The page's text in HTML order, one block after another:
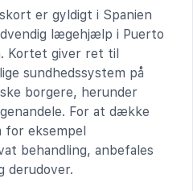
er gyldigt i Spanien
lægehjælp i Puerto
Kortet giver ret til
sundhedssystem på
borgere, herunder
For at dække
for eksempel
behandling, anbefales
derudover.